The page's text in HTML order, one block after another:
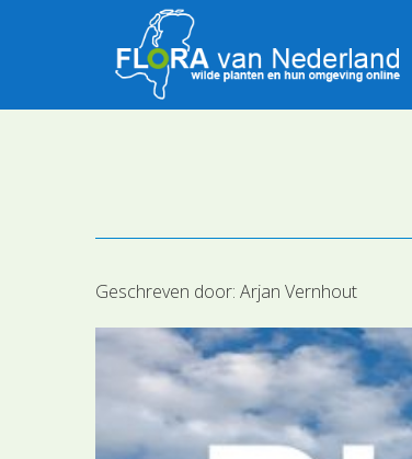
Geschreven door:Arjan Vernhout